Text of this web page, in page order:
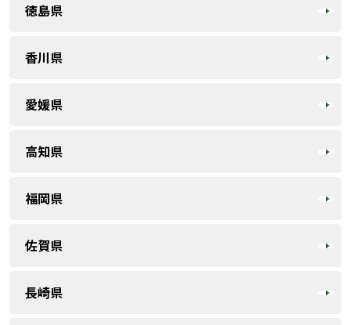
徳島県
香川県
愛媛県
高知県
福岡県
佐賀県
長崎県